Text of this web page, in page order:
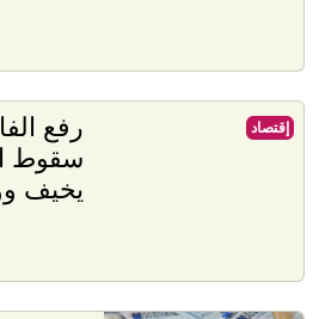
رفع
سقوط
يخيف
إقتصاد